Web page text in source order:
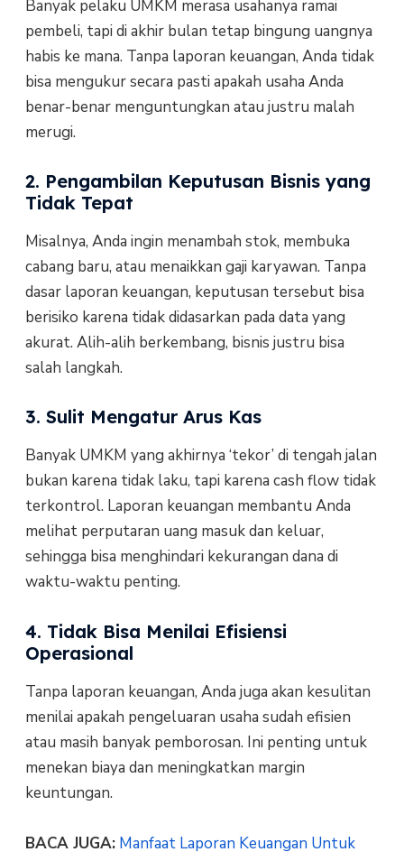
Banyak pelaku UMKM merasa usahanya ramai
pembeli, tapi di akhir bulan tetap bingung uangnya
habis ke mana. Tanpa laporan keuangan, Anda tidak
bisa mengukur secara pasti apakah usaha Anda
benar-benar menguntungkan atau justru malah
merugi.
2. Pengambilan Keputusan Bisnis yang
Tidak Tepat
Misalnya, Anda ingin menambah stok, membuka
cabang baru, atau menaikkan gaji karyawan. Tanpa
dasar laporan keuangan, keputusan tersebut bisa
berisiko karena tidak didasarkan pada data yang
akurat. Alih-alih berkembang, bisnis justru bisa
salah langkah.
3. Sulit Mengatur Arus Kas
Banyak UMKM yang akhirnya ‘tekor’ di tengah jalan
bukan karena tidak laku, tapi karena cash flow tidak
terkontrol. Laporan keuangan membantu Anda
melihat perputaran uang masuk dan keluar,
sehingga bisa menghindari kekurangan dana di
waktu-waktu penting.
4. Tidak Bisa Menilai Efisiensi
Operasional
Tanpa laporan keuangan, Anda juga akan kesulitan
menilai apakah pengeluaran usaha sudah efisien
atau masih banyak pemborosan. Ini penting untuk
menekan biaya dan meningkatkan margin
keuntungan.
BACA JUGA: Manfaat Laporan Keuangan Untuk